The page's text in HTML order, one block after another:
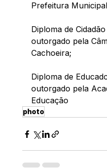
Prefeitura
Diploma de
outorgado pela
Cachoeira;
Diploma de
outorgado pela
Educação
photo